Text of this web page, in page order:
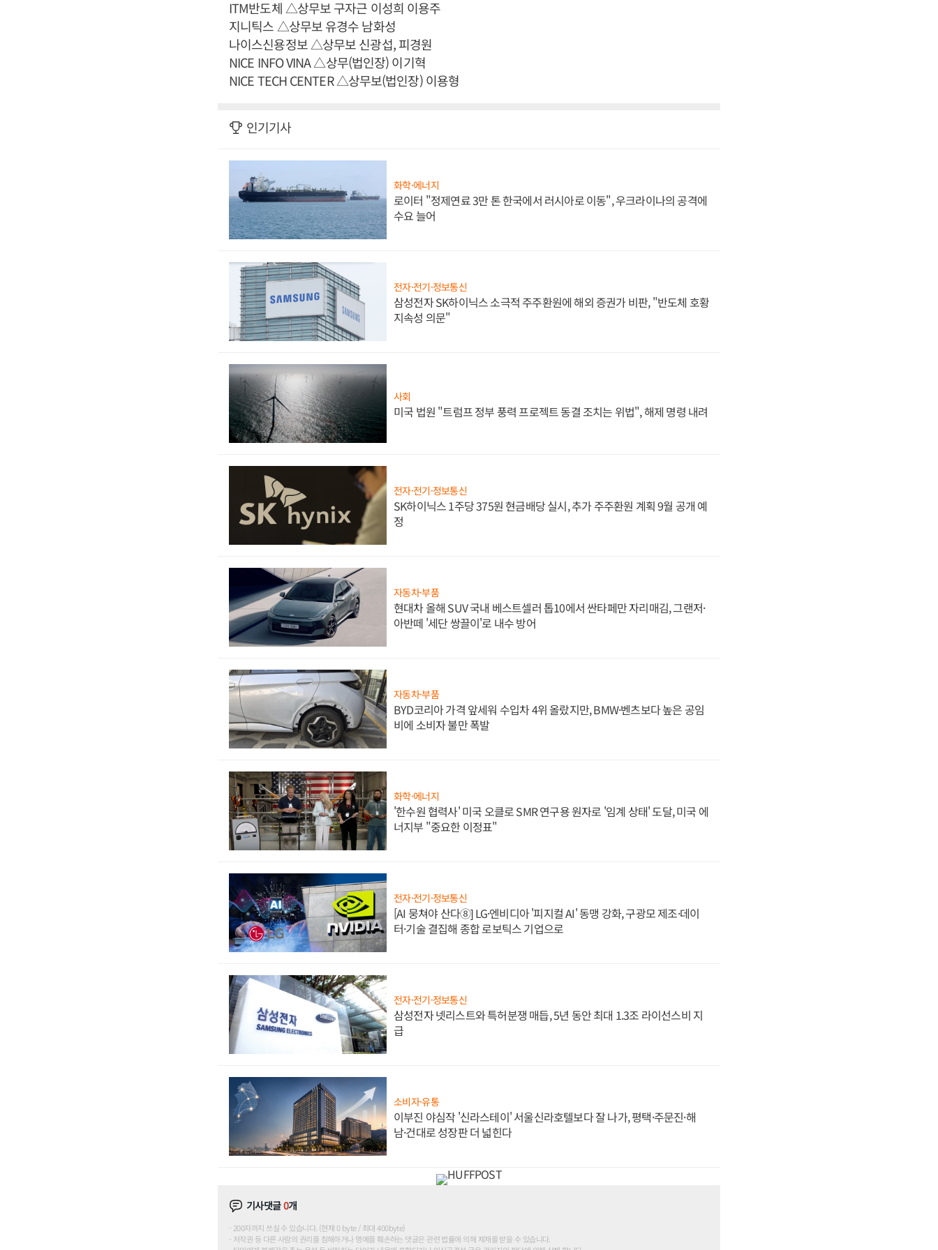
ITM반도체 △상무보 구자근 이성희 이용주
지니틱스 △상무보 유경수 남화성
나이스신용정보 △상무보 신광섭, 피경원
NICE INFO VINA △상무(법인장) 이기혁
NICE TECH CENTER △상무보(법인장) 이용형
인기기사
화학·에너지
로이터 "정제연료 3만 톤 한국에서 러시아로 이동", 우크라이나의 공격에
수요 늘어
전자·전기·정보통신
삼성전자 SK하이닉스 소극적 주주환원에 해외 증권가 비판, "반도체 호황
지속성 의문"
사회
미국 법원 "트럼프 정부 풍력 프로젝트 동결 조치는 위법", 해제 명령 내려
전자·전기·정보통신
SK하이닉스 1주당 375원 현금배당 실시, 추가 주주환원 계획 9월 공개 예
정
자동차·부품
현대차 올해 SUV 국내 베스트셀러 톱10에서 싼타페만 자리매김, 그랜저·
아반떼 '세단 쌍끌이'로 내수 방어
자동차·부품
BYD코리아 가격 앞세워 수입차 4위 올랐지만, BMW·벤츠보다 높은 공임
비에 소비자 불만 폭발
화학·에너지
'한수원 협력사' 미국 오클로 SMR 연구용 원자로 '임계 상태' 도달, 미국 에
너지부 "중요한 이정표"
전자·전기·정보통신
[AI 뭉쳐야 산다⑧] LG·엔비디아 '피지컬 AI' 동맹 강화, 구광모 제조·데이
터·기술 결집해 종합 로보틱스 기업으로
전자·전기·정보통신
삼성전자 넷리스트와 특허분쟁 매듭, 5년 동안 최대 1.3조 라이선스비 지
급
소비자·유통
이부진 야심작 '신라스테이' 서울신라호텔보다 잘 나가, 평택·주문진·해
남·건대로 성장판 더 넓힌다
기사댓글0개
200자까지 쓰실 수 있습니다. (현재 0 byte / 최대 400byte)
저작권 등 다른 사람의 권리를 침해하거나 명예를 훼손하는 댓글은 관련 법률에 의해 제재를 받을 수 있습니다.